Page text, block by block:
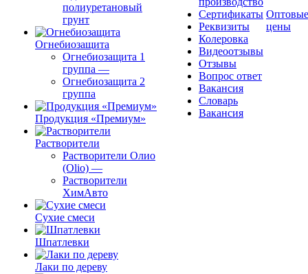
полиуретановый
грунт
Огнебиозащита
Огнебиозащита 1
группа —
Огнебиозащита 2
группа
Продукция «Премиум»
Растворители
Растворители Олио
(Olio) —
Растворители
ХимАвто
Сухие смеси
Шпатлевки
Лаки по дереву
Сертификаты
Реквизиты
Колеровка
Видеоотзывы
Отзывы
Вопрос ответ
Вакансия
Словарь
Вакансия
Оптовые
цены